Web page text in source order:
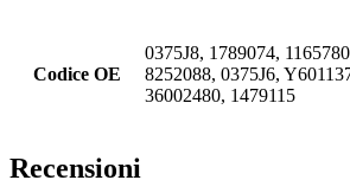
Codice OE
0375J8, 1789074,
8252088, 0375J6,
36002480, 1479115
Recensioni